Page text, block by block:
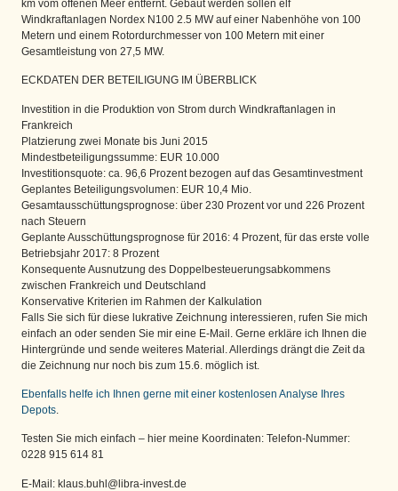
km vom offenen Meer entfernt. Gebaut werden sollen elf
Windkraftanlagen Nordex N100 2.5 MW auf einer Nabenhöhe von 100
Metern und einem Rotordurchmesser von 100 Metern mit einer
Gesamtleistung von 27,5 MW.
ECKDATEN DER BETEILIGUNG IM ÜBERBLICK
Investition in die Produktion von Strom durch Windkraftanlagen in
Frankreich
Platzierung zwei Monate bis Juni 2015
Mindestbeteiligungssumme: EUR 10.000
Investitionsquote: ca. 96,6 Prozent bezogen auf das Gesamtinvestment
Geplantes Beteiligungsvolumen: EUR 10,4 Mio.
Gesamtausschüttungsprognose: über 230 Prozent vor und 226 Prozent
nach Steuern
Geplante Ausschüttungsprognose für 2016: 4 Prozent, für das erste volle
Betriebsjahr 2017: 8 Prozent
Konsequente Ausnutzung des Doppelbesteuerungsabkommens
zwischen Frankreich und Deutschland
Konservative Kriterien im Rahmen der Kalkulation
Falls Sie sich für diese lukrative Zeichnung interessieren, rufen Sie mich
einfach an oder senden Sie mir eine E-Mail. Gerne erkläre ich Ihnen die
Hintergründe und sende weiteres Material. Allerdings drängt die Zeit da
die Zeichnung nur noch bis zum 15.6. möglich ist.
Ebenfalls helfe ich Ihnen gerne mit einer kostenlosen Analyse Ihres
Depots.
Testen Sie mich einfach – hier meine Koordinaten: Telefon-Nummer:
0228 915 614 81
E-Mail: klaus.buhl@libra-invest.de